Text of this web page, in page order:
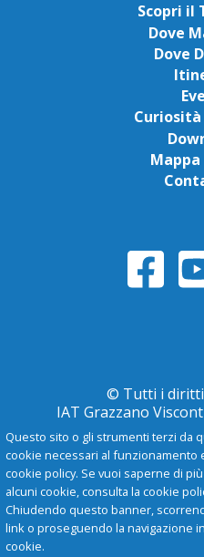
Scopri il
Dove
Dove
© Tutti i
IAT Grazzano
Questo sito o gli strumenti terzi da
cookie necessari al funzionamento
cookie policy. Se vuoi saperne di
alcuni cookie, consulta la cookie
Chiudendo questo banner,
link o proseguendo la navigazione
cookie.
-A+